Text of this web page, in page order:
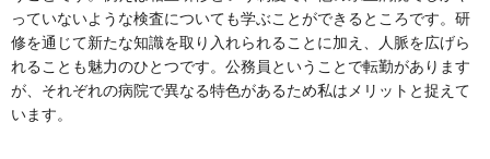
っていないような検査についても学ぶことができるところです。研
修を通じて新たな知識を取り入れられることに加え、人脈を広げら
れることも魅力のひとつです。公務員ということで転勤があります
が、それぞれの病院で異なる特色があるため私はメリットと捉えて
います。